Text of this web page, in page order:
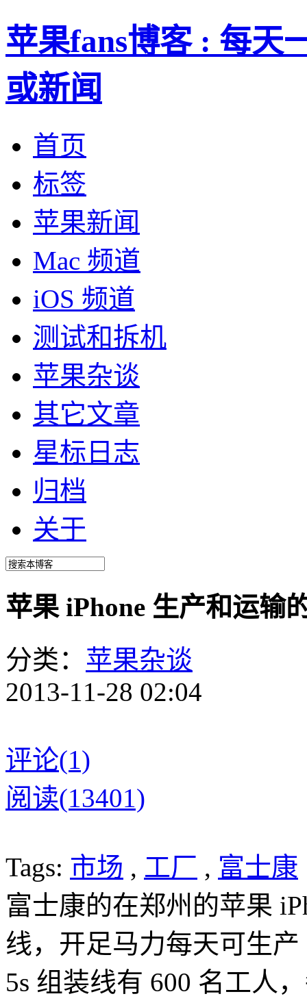
苹果fans博客 : 每天
或新闻
首页
标签
苹果新闻
Mac 频道
iOS 频道
测试和拆机
苹果杂谈
其它文章
星标日志
归档
关于
苹果 iPhone 生产和运输
分类： 苹果杂谈
2013-11-28 02:04
评论(1)
阅读(13401)
Tags: 市场 , 工厂 , 富士康
富士康的在郑州的苹果
线，开足马力每天可生产
5s 组装线有 600 名工人